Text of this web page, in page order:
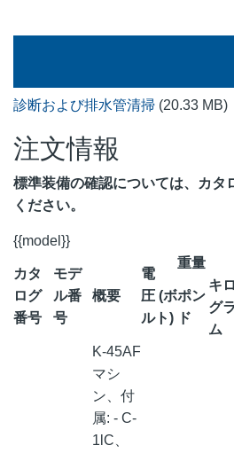
診断および排水管清掃 (20.33 MB)
注文情報
標準装備の確認については、カタ
ください。
{{model}}
カタ
ログ
番号
モデ
ル番
号
概要
電
圧 (ボ
ルト)
重量
ポン
ド
キロ
グラ
ム
K-45AF
マシ
ン、付
属: - C-
1lC、